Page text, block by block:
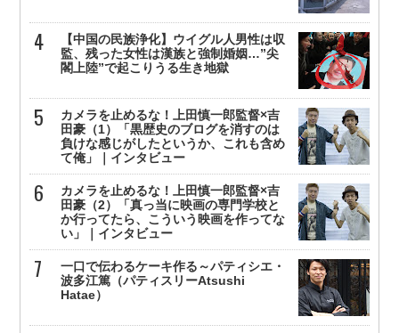
【中国の民族浄化】ウイグル人男性は収
監、残った女性は漢族と強制婚姻…”尖
閣上陸”で起こりうる生き地獄
カメラを止めるな！上田慎一郎監督×吉
田豪（1）「黒歴史のブログを消すのは
負けな感じがしたというか、これも含め
て俺」｜インタビュー
カメラを止めるな！上田慎一郎監督×吉
田豪（2）「真っ当に映画の専門学校と
か行ってたら、こういう映画を作ってな
い」｜インタビュー
一口で伝わるケーキ作る～パティシエ・
波多江篤（パティスリーAtsushi
Hatae）